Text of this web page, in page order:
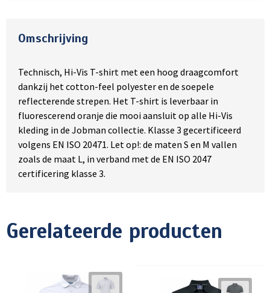
Omschrijving
Technisch, Hi-Vis T-shirt met een hoog draagcomfort
dankzij het cotton-feel polyester en de soepele
reflecterende strepen. Het T-shirt is leverbaar in
fluorescerend oranje die mooi aansluit op alle Hi-Vis
kleding in de Jobman collectie. Klasse 3 gecertificeerd
volgens EN ISO 20471. Let op!: de maten S en M vallen
zoals de maat L, in verband met de EN ISO 2047
certificering klasse 3.
Gerelateerde producten